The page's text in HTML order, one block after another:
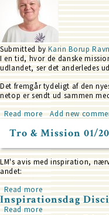
Submitted byKarin Borup
I en tid, hvor de danske
udlandet, ser det anderledes
Det fremgår tydeligt af den
netop er sendt ud sammen
Read moreabout
nye
missionærer
på
plakaten
i
2021
Add new
Tro & Mission 01/
LM's avis med inspiration,
andet:
Read moreabout
Tro
&
Inspirationsdag
Read moreabout